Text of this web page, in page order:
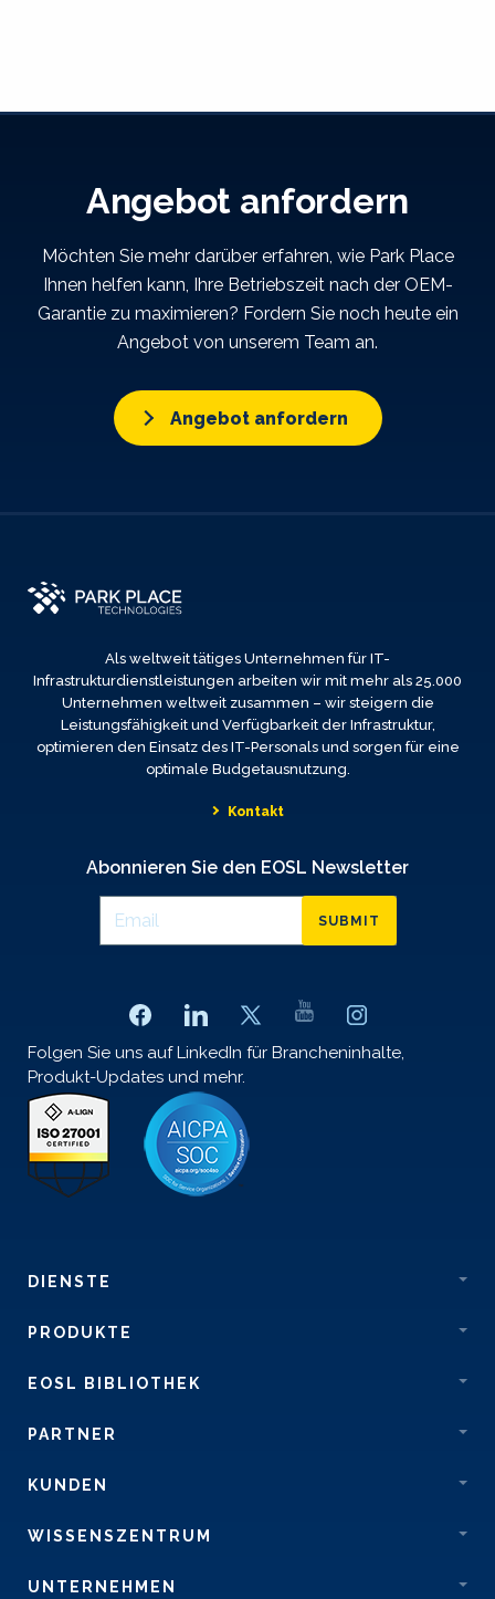
Angebot anfordern
Möchten Sie mehr darüber erfahren, wie Park Place
Ihnen helfen kann, Ihre Betriebszeit nach der OEM-
Garantie zu maximieren? Fordern Sie noch heute ein
Angebot von unserem Team an.
Angebot anfordern
Als weltweit tätiges Unternehmen für IT-
Infrastrukturdienstleistungen arbeiten wir mit mehr als 25.000
Unternehmen weltweit zusammen – wir steigern die
Leistungsfähigkeit und Verfügbarkeit der Infrastruktur,
optimieren den Einsatz des IT-Personals und sorgen für eine
optimale Budgetausnutzung.
Kontakt
Abonnieren Sie den EOSL Newsletter
SUBMIT
Folgen Sie uns auf LinkedIn für Brancheninhalte,
Produkt-Updates und mehr.
DIENSTE
PRODUKTE
EOSL BIBLIOTHEK
PARTNER
KUNDEN
WISSENSZENTRUM
UNTERNEHMEN